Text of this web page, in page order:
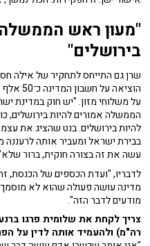
ראש הממשלה ידע שיש את הדבר
"אני לא חושב. משרד רה"מ מקליט
אישור ישן. זו הפקידות. הכול
"מעון ראש
בירושלים"
הוציאה
על משלוחי מזון. "יש חוק במדינת
הממשלה אמורים להיות בירושלים,
להיות בירושלים. בנט שהציג את
בבירת ישראל ומעביר אותה
עשה את זה בצורה חוקית, ברור
לדבריו, "ועדת הכספים של הכנסת,
מדינה עושה פעולה שהוא לא
מודעים לדבר הזה".